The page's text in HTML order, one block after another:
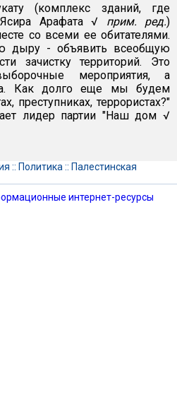
(комплекс зданий, где
Ясира Арафата √ прим. ред.)
со всеми ее обитателями.
дыру - объявить всеобщую
зачистку территорий. Это
мероприятия, а
Как долго еще мы будем
преступниках, террористах?"
лидер партии "Наш дом √
:: Политика :: Палестинская
интернет-ресурсы